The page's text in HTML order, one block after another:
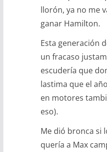
llorón, ya no me
ganar Hamilton.
Esta generación
un fracaso
escudería que
lastima que el
en motores
eso).
Me dió bronca si
quería a Max